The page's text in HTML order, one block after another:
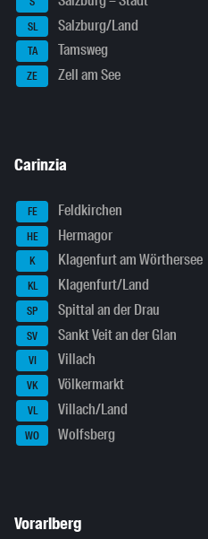
SL Salzburg/Land
TA Tamsweg
ZE Zell am See
Carinzia
FE Feldkirchen
HE Hermagor
K Klagenfurt am Wörthersee
KL Klagenfurt/Land
SP Spittal an der Drau
SV Sankt Veit an der Glan
VI Villach
VK Völkermarkt
VL Villach/Land
WO Wolfsberg
Vorarlberg